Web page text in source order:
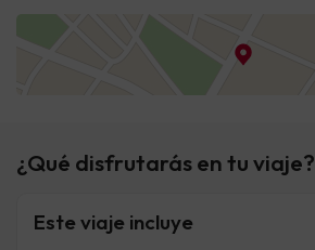
¿Qué disfrutarás en tu viaje?
Este viaje incluye